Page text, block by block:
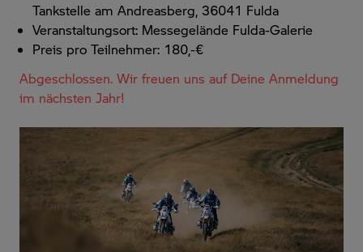
Tankstelle am Andreasberg, 36041 Fulda
Veranstaltungsort: Messegelände Fulda-Galerie
Preis pro Teilnehmer: 180,-€
Abgeschlossen. Wir freuen uns auf Deine Anmeldung
im nächsten Jahr!